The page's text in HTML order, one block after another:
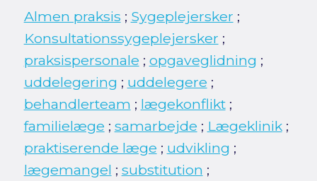
Almen praksis ; Sygeplejersker ;
Konsultationssygeplejersker ;
praksispersonale ; opgaveglidning ;
uddelegering ; uddelegere ;
behandlerteam ; lægekonflikt;
familielæge ; samarbejde ; Lægeklinik;
praktiserende læge ; udvikling ;
lægemangel ; substitution ;